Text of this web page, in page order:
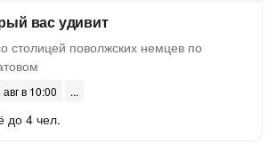
вас удивит
столицей поволжских немцев по
авг в 10:00
до 4 чел.